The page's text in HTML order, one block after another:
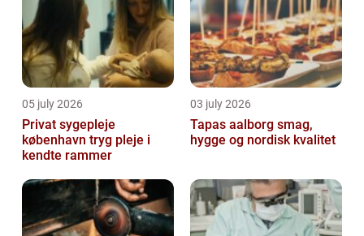
05 july 2026
Privat sygepleje
københavn tryg pleje i
kendte rammer
03 july 2026
Tapas aalborg smag,
hygge og nordisk kvalitet